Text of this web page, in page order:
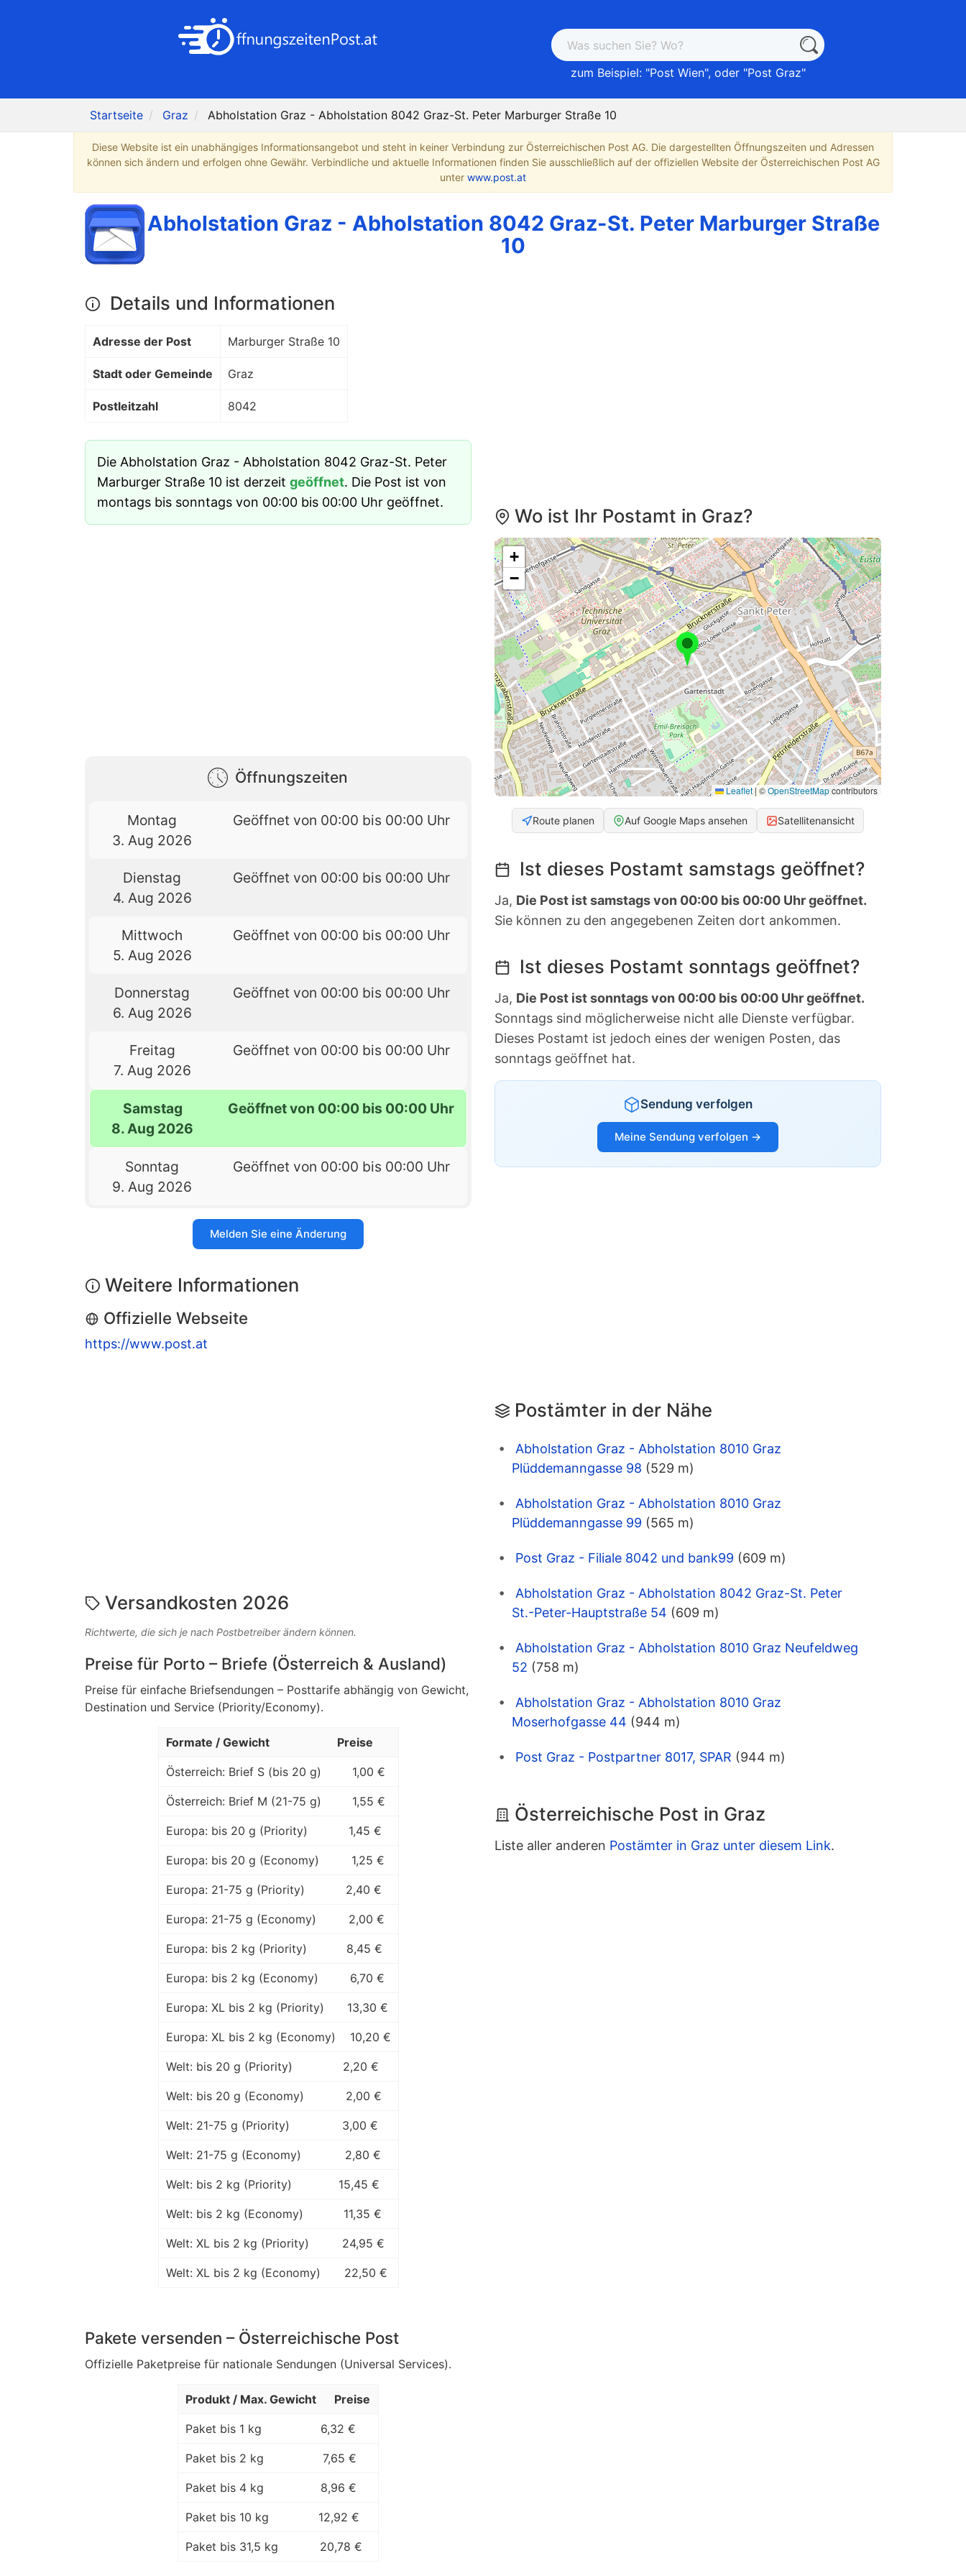
zum Beispiel: "Post Wien", oder "Post Graz"
Startseite Graz Abholstation Graz - Abholstation 8042 Graz-St. Peter Marburger Straße 10
Diese Website ist ein unabhängiges Informationsangebot und steht in keiner Verbindung zur Österreichischen Post AG. Die dargestellten Öffnungszeiten und Adressen
können sich ändern und erfolgen ohne Gewähr. Verbindliche und aktuelle Informationen finden Sie ausschließlich auf der offiziellen Website der Österreichischen Post AG
unter www.post.at
Abholstation Graz - Abholstation 8042 Graz-St. Peter Marburger Straße
10
Details und Informationen
Adresse der Post Marburger Straße 10
Stadt oder Gemeinde Graz
Postleitzahl 8042
Die Abholstation Graz - Abholstation 8042 Graz-St. Peter
Marburger Straße 10 ist derzeit geöffnet. Die Post ist von
montags bis sonntags von 00:00 bis 00:00 Uhr geöffnet.
Öffnungszeiten
Montag
3. Aug 2026
Geöffnet von 00:00 bis 00:00 Uhr
Dienstag
4. Aug 2026
Geöffnet von 00:00 bis 00:00 Uhr
Mittwoch
5. Aug 2026
Geöffnet von 00:00 bis 00:00 Uhr
Donnerstag
6. Aug 2026
Geöffnet von 00:00 bis 00:00 Uhr
Freitag
7. Aug 2026
Geöffnet von 00:00 bis 00:00 Uhr
Samstag
8. Aug 2026
Geöffnet von 00:00 bis 00:00 Uhr
Sonntag
9. Aug 2026
Geöffnet von 00:00 bis 00:00 Uhr
Melden Sie eine Änderung
Weitere Informationen
Offizielle Webseite
https://www.post.at
Versandkosten 2026
Richtwerte, die sich je nach Postbetreiber ändern können.
Preise für Porto – Briefe (Österreich & Ausland)
Preise für einfache Briefsendungen – Posttarife abhängig von Gewicht,
Destination und Service (Priority/Economy).
Formate / Gewicht Preise
Österreich: Brief S (bis 20 g) 1,00 €
Österreich: Brief M (21-75 g) 1,55 €
Europa: bis 20 g (Priority) 1,45 €
Europa: bis 20 g (Economy) 1,25 €
Europa: 21-75 g (Priority) 2,40 €
Europa: 21-75 g (Economy) 2,00 €
Europa: bis 2 kg (Priority) 8,45 €
Europa: bis 2 kg (Economy) 6,70 €
Europa: XL bis 2 kg (Priority) 13,30 €
Europa: XL bis 2 kg (Economy) 10,20 €
Welt: bis 20 g (Priority) 2,20 €
Welt: bis 20 g (Economy) 2,00 €
Welt: 21-75 g (Priority) 3,00 €
Welt: 21-75 g (Economy) 2,80 €
Welt: bis 2 kg (Priority) 15,45 €
Welt: bis 2 kg (Economy) 11,35 €
Welt: XL bis 2 kg (Priority) 24,95 €
Welt: XL bis 2 kg (Economy) 22,50 €
Pakete versenden – Österreichische Post
Offizielle Paketpreise für nationale Sendungen (Universal Services).
Produkt / Max. Gewicht Preise
Paket bis 1 kg 6,32 €
Paket bis 2 kg 7,65 €
Paket bis 4 kg 8,96 €
Paket bis 10 kg 12,92 €
Paket bis 31,5 kg 20,78 €
Wo ist Ihr Postamt in Graz?
+
−
Leaflet|©OpenStreetMapcontributors
Route planen Auf Google Maps ansehen Satellitenansicht
Ist dieses Postamt samstags geöffnet?
Ja, Die Post ist samstags von 00:00 bis 00:00 Uhr geöffnet.
Sie können zu den angegebenen Zeiten dort ankommen.
Ist dieses Postamt sonntags geöffnet?
Ja, Die Post ist sonntags von 00:00 bis 00:00 Uhr geöffnet.
Sonntags sind möglicherweise nicht alle Dienste verfügbar.
Dieses Postamt ist jedoch eines der wenigen Posten, das
sonntags geöffnet hat.
Sendung verfolgen
Meine Sendung verfolgen →
Postämter in der Nähe
Abholstation Graz - Abholstation 8010 Graz
Plüddemanngasse 98 (529 m)
Abholstation Graz - Abholstation 8010 Graz
Plüddemanngasse 99 (565 m)
Post Graz - Filiale 8042 und bank99 (609 m)
Abholstation Graz - Abholstation 8042 Graz-St. Peter
St.-Peter-Hauptstraße 54 (609 m)
Abholstation Graz - Abholstation 8010 Graz Neufeldweg
52 (758 m)
Abholstation Graz - Abholstation 8010 Graz
Moserhofgasse 44 (944 m)
Post Graz - Postpartner 8017, SPAR (944 m)
Österreichische Post in Graz
Liste aller anderen Postämter in Graz unter diesem Link.